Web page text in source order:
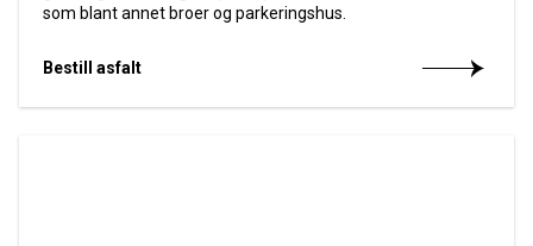
som blant annet broer og parkeringshus.
Bestill asfalt